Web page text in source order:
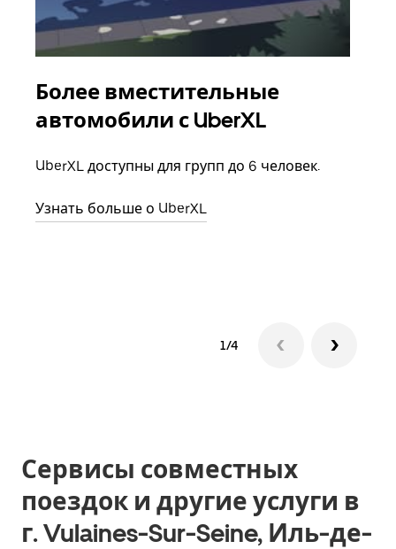
Более вместительные
автомобили с UberXL
UberXL доступны для групп до 6 человек.
Узнать больше о UberXL
1/4
Сервисы совместных
поездок и другие услуги в
г. Vulaines-Sur-Seine, Иль-де-